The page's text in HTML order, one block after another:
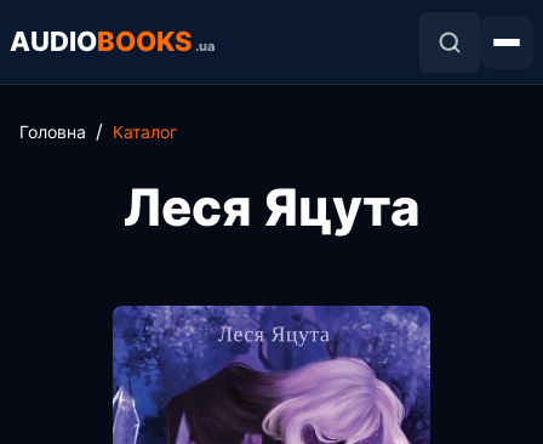
AUDIOBOOKS .ua
Головна Каталог
Леся Яцута